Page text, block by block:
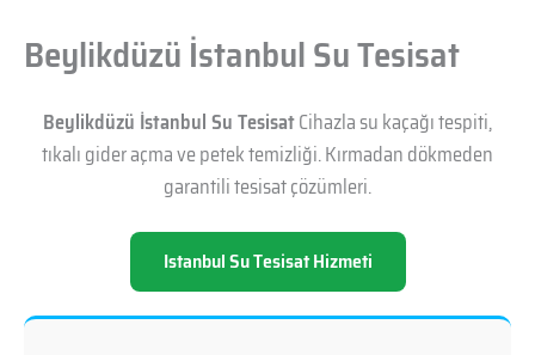
Beylikdüzü İstanbul Su Tesisat
Beylikdüzü İstanbul Su TesisatCihazla su kaçağı tespiti,
tıkalı gider açma ve petek temizliği. Kırmadan dökmeden
garantili tesisat çözümleri.
Istanbul Su Tesisat Hizmeti